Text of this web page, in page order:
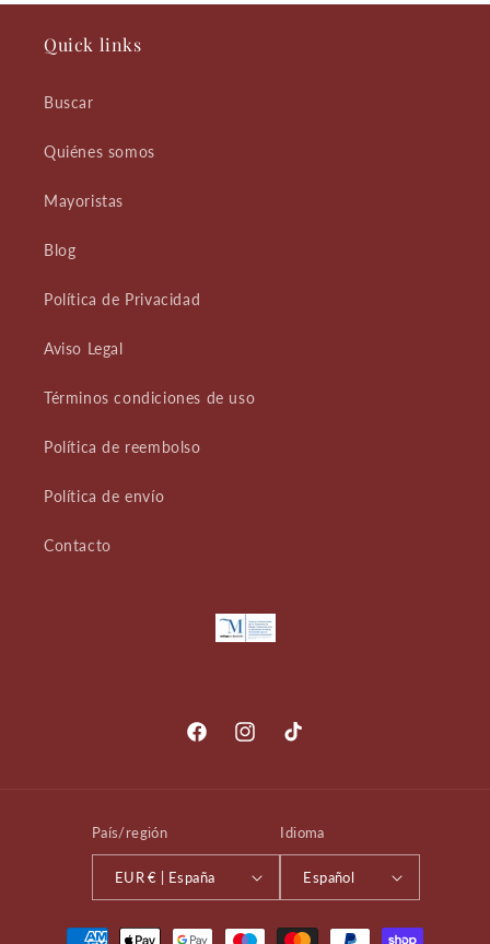
Quick links
Buscar
Quiénes somos
Mayoristas
Blog
Política de Privacidad
Aviso Legal
Términos condiciones de uso
Política de reembolso
Política de envío
Contacto
FacebookInstagramTikTok
País/región
EUR € | España
Idioma
Español
Formas